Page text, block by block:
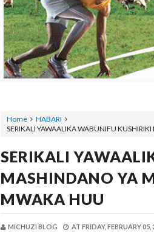
Home
HABARI
SERIKALI YAWAALIKA WABUNIFU
SERIKALI
MASHINDANO YA
MWAKA HUU
MICHUZI BLOG AT FRIDAY, FEBRUARY 05,